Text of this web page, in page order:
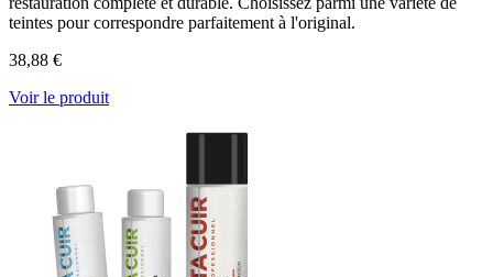
teintes pour correspondre parfaitement à l'original.
38,88 €
Voir le produit